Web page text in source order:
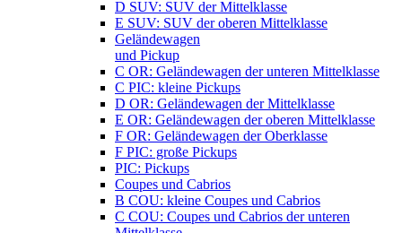
D SUV: SUV der Mittelklasse
E SUV: SUV der oberen Mittelklasse
Geländewagen
und Pickup
C OR: Geländewagen der unteren Mittelklasse
C PIC: kleine Pickups
D OR: Geländewagen der Mittelklasse
E OR: Geländewagen der oberen Mittelklasse
F OR: Geländewagen der Oberklasse
F PIC: große Pickups
PIC: Pickups
Coupes und Cabrios
B COU: kleine Coupes und Cabrios
C COU: Coupes und Cabrios der unteren